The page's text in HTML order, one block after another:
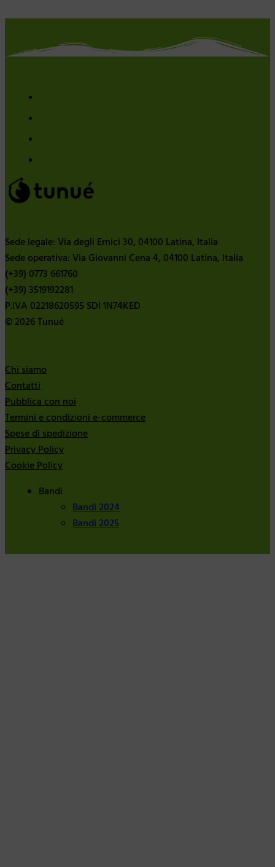
Sede legale: Via degli Ernici 30, 04100 Latina, Italia
Sede operativa: Via Giovanni Cena 4, 04100 Latina, Italia
(+39) 0773 661760
(+39) 3519192281
P.IVA 02218620595 SDI 1N74KED
© 2026 Tunué
Chi siamo
Contatti
Pubblica con noi
Termini e condizioni e-commerce
Spese di spedizione
Privacy Policy
Cookie Policy
Bandi
Bandi 2024
Bandi 2025